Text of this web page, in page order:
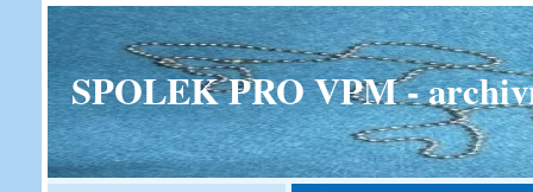
SPOLEK PRO VPM -